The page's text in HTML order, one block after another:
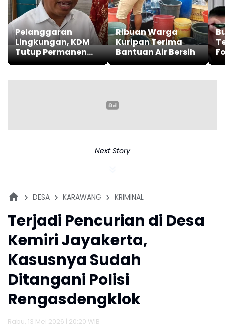
Pelanggaran
Lingkungan, KDM
Tutup Permanen
Lima Tambang
Cipatat
Ribuan Warga
Kuripan Terima
Bantuan Air Bersih
Next Story
DESA KARAWANG KRIMINAL
Terjadi Pencurian di Desa
Kemiri Jayakerta,
Kasusnya Sudah
Ditangani Polisi
Rengasdengklok
Rabu, 13 Mei 2026 | 20:20 WIB